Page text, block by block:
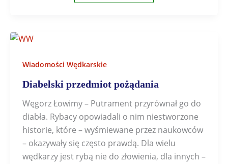
Wiadomości Wędkarskie
Diabelski przedmiot pożądania
Węgorz Łowimy – Putrament przyrównał go do
diabła. Rybacy opowiadali o nim niestworzone
historie, które – wyśmiewane przez naukowców
– okazywały się często prawdą. Dla wielu
wędkarzy jest rybą nie do złowienia, dla innych –